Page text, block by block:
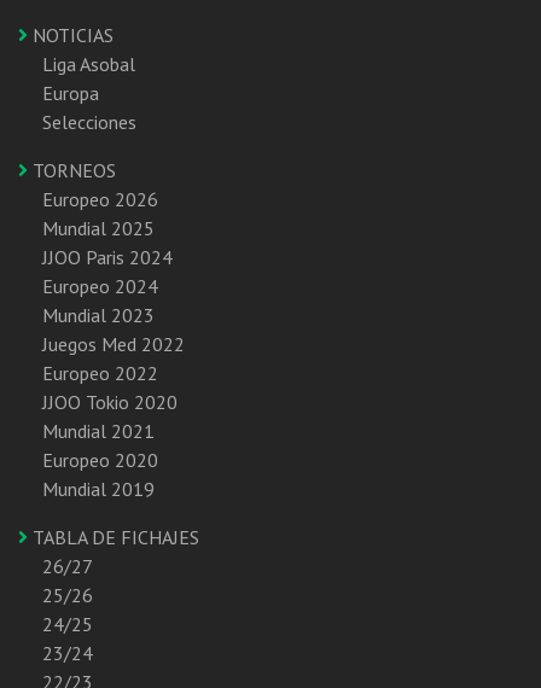
NOTICIAS
Liga Asobal
Europa
Selecciones
TORNEOS
Europeo 2026
Mundial 2025
JJOO Paris 2024
Europeo 2024
Mundial 2023
Juegos Med 2022
Europeo 2022
JJOO Tokio 2020
Mundial 2021
Europeo 2020
Mundial 2019
TABLA DE FICHAJES
26/27
25/26
24/25
23/24
22/23